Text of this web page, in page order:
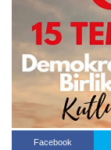
Facebook